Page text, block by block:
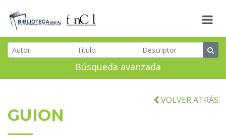
Búsqueda avanzada
VOLVER ATRÁS
GUION